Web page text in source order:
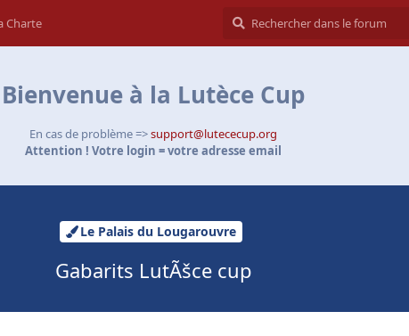
Charte
Bienvenue à la Lutèce Cup
En cas de problème =>support@lutececup.org
Attention ! Votre login = votre adresse email
Le Palais du Lougarouvre
Gabarits LutÃšce cup